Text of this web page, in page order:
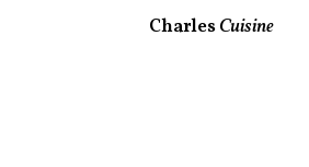
CharlesCuisine